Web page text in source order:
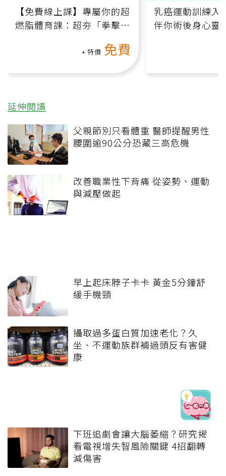
【免費線上課】專屬你的超
燃脂體育課：超夯「拳擊有
特價 免費
乳癌運動訓練入
伴你術後身心靈
延伸閱讀
父親節別只看體重 醫師提醒男性
腰圍逾90公分恐藏三高危機
改善職業性下背痛 從姿勢、運動
與減壓做起
早上起床脖子卡卡 黃金5分鐘舒
緩手機頸
攝取過多蛋白質加速老化？久
坐、不運動族群補過頭反有害健
康
下班追劇會讓大腦萎縮？研究揭
看電視增失智風險關鍵 4招翻轉
減傷害